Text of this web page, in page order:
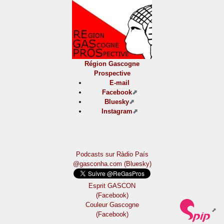
Région Gascogne
Prospective
E-mail
Facebook
Bluesky
Instagram
Podcasts sur Ràdio País
@gasconha.com (Bluesky)
Esprit GASCON
(Facebook)
Couleur Gascogne
(Facebook)